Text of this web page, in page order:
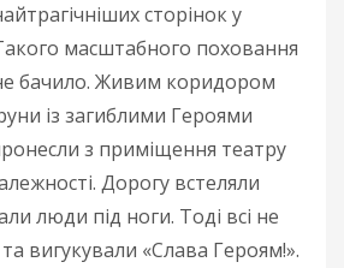
сторінок у
Такого масштабного поховання
бачило. Живим коридором
із загиблими Героями
з приміщення театру
Дорогу встеляли
люди під ноги. Тоді всі не
вигукували «Слава Героям!».